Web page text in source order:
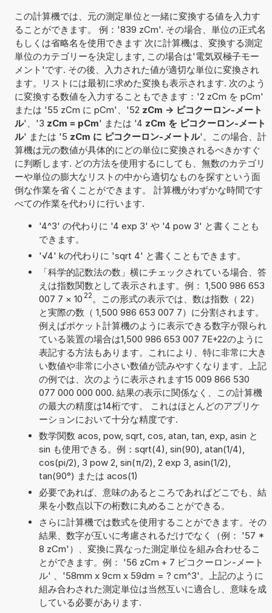
この計算機では、元の測定単位と一緒に変換する値を入力す
ることができます。 例：'839 zCm'. その場合、単位の正式名
もしくは省略名を使用できます 次に計算機は、変換する測定
単位のカテゴリーを決定します, この場合は'電気双極子モー
メント'です. その後、入力された値が適切な単位に変換され
ます。リストには最初に求めた変換も表示されます. 次のよう
に変換する数値を入力することもできます：'2 zCm を pCm'
または '55 zCm に pCm'、'52 zCm -> ピコクーロン-メート
ル'、'3 zCm = pCm' または '4 zCm を ピコクーロン-メート
ル' または '5 zCm に ピコクーロン-メートル'。この場合、計
算機は元の数値が具体的にどの単位に変換されるべきかすぐ
に判断します. どの方法を使用するにしても、無数のカテゴリ
ーや単位の膨大なリストの中から適切なものを探すという面
倒な作業を省くことができます。 計算機がわずかな時間です
べての作業を代わりに行います.
'4^3' の代わりに '4 exp 3' や '4 pow 3' と書くことも
できます。
'√4' kの代わりに 'sqrt 4' と書くこともできます。
「科学的記数法の数」横にチェックされている場合、答
えは指数関数として表示されます。例： 1,500 986 653
007 7 × 10 22 。この形式の表示では、数は指数（ 22）
と実際の数（ 1,500 986 653 007 7）に分割されます。
例えばポケット計算機のように表示できる数字が限られ
ている装置の場合は1,500 986 653 007 7E+22のように
表記する方法もあります。これにより、特に非常に大き
い数値や非常に小さい数値が読みやすくなります。上記
の例では、次のように表示されます15 009 866 530
077 000 000 000. 結果の表示に関係なく、この計算機
の最大の精度は14桁です。 これはほとんどのアプリケ
ーションにおいて十分な精度です.
数学関数 acos, pow, sqrt, cos, atan, tan, exp, asin と
sin も使用できる。例：sqrt(4), sin(90), atan(1/4),
cos(pi/2), 3 pow 2, sin(π/2), 2 exp 3, asin(1/2),
tan(90°) または acos(1)
必要であれば、意味のあるところであればどこでも、結
果を小数点以下の桁数に丸めることができる。
さらに計算機では数式を使用することができます。その
結果、数字が互いに考慮されるだけでなく（例： '57 *
8 zCm'）、変換に異なった測定単位を組み合わせるこ
とができます。例： '56 zCm + 7 ピコクーロン-メート
ル' 、'58mm x 9cm x 59dm = ? cm^3'。上記のように
組み合わされた測定単位は当然互いに適合し、意味を成
している必要があります.